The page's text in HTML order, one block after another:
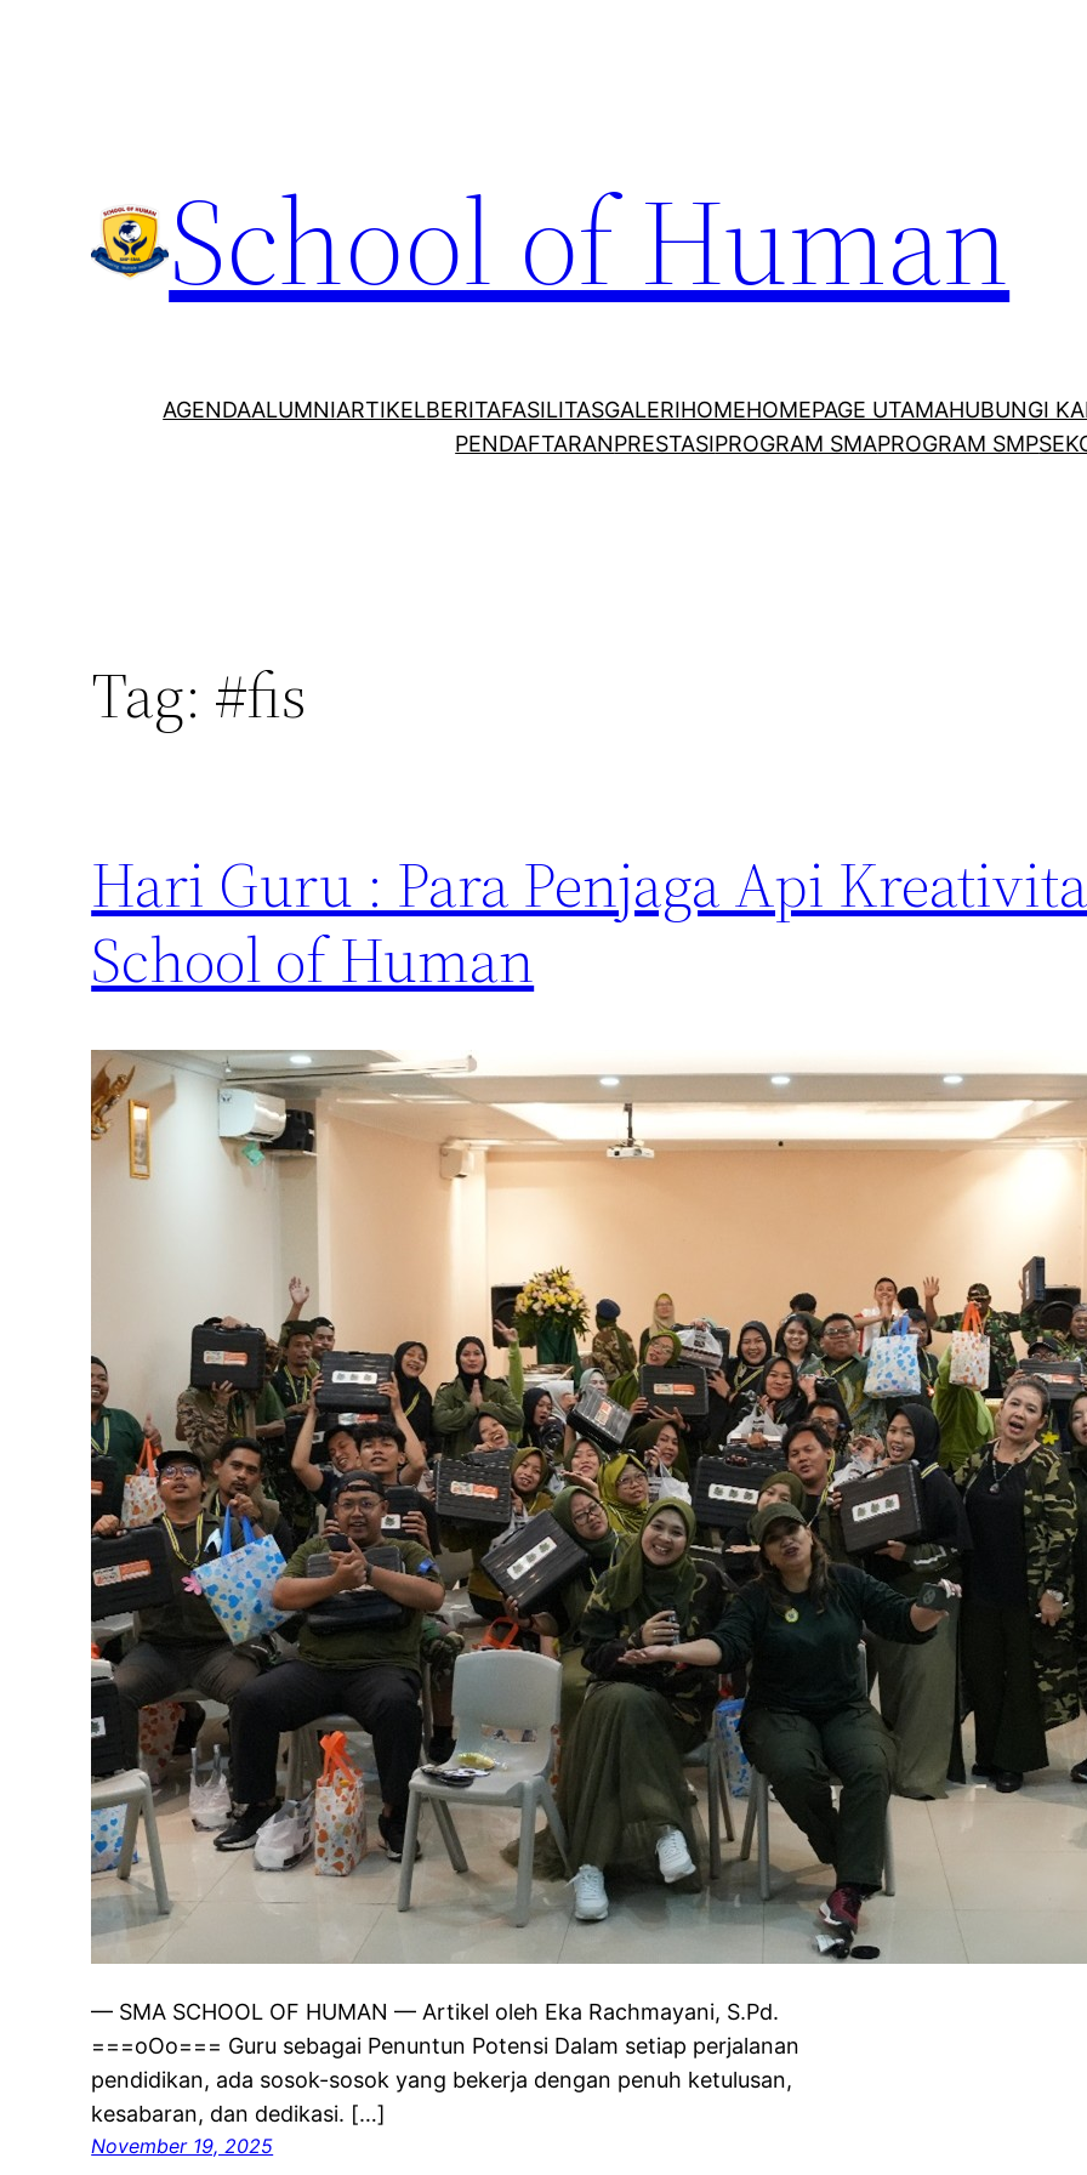
School of Human
AGENDAALUMNIARTIKELBERITAFASILITASGALERIHOMEHOMEPAGE UTAMAHUBUNGI
PENDAFTARANPRESTASIPROGRAM SMAPROGRAM SMP
Tag: #fis
Hari Guru : Para Penjaga Api
School of Human
— SMA SCHOOL OF HUMAN — Artikel oleh Eka Rachmayani, S.Pd.
===oOo=== Guru sebagai Penuntun Potensi Dalam setiap perjalanan
pendidikan, ada sosok-sosok yang bekerja dengan penuh ketulusan,
kesabaran, dan dedikasi. […]
November 19, 2025